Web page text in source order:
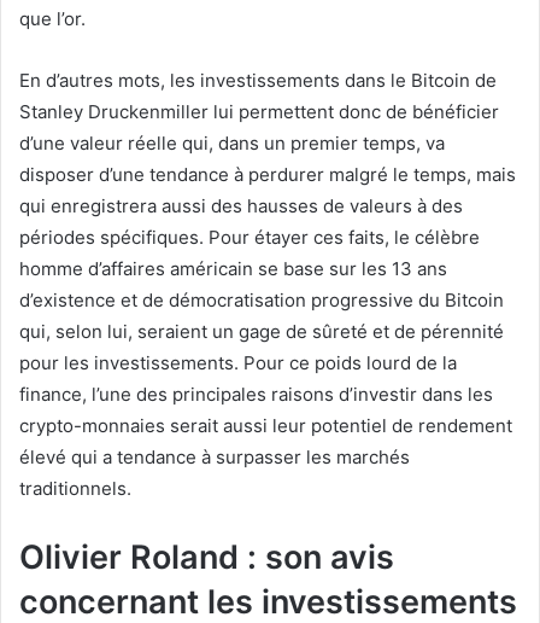
que l’or.
En d’autres mots, les investissements dans le Bitcoin de
Stanley Druckenmiller lui permettent donc de bénéficier
d’une valeur réelle qui, dans un premier temps, va
disposer d’une tendance à perdurer malgré le temps, mais
qui enregistrera aussi des hausses de valeurs à des
périodes spécifiques. Pour étayer ces faits, le célèbre
homme d’affaires américain se base sur les 13 ans
d’existence et de démocratisation progressive du Bitcoin
qui, selon lui, seraient un gage de sûreté et de pérennité
pour les investissements. Pour ce poids lourd de la
finance, l’une des principales raisons d’investir dans les
crypto-monnaies serait aussi leur potentiel de rendement
élevé qui a tendance à surpasser les marchés
traditionnels.
Olivier Roland : son avis
concernant les investissements